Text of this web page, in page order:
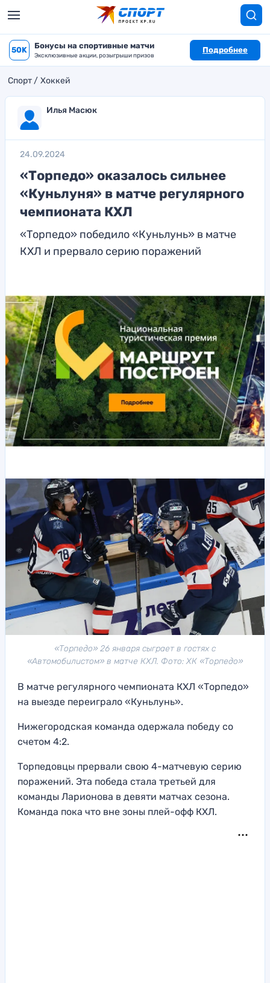
50K Бонусы на спортивные матчи
Эксклюзивные акции, розыгрыши призов
Подробнее
Спорт Хоккей
Илья Масюк
24.09.2024
«Торпедо» оказалось сильнее
«Куньлуня» в матче регулярного
чемпионата КХЛ
«Торпедо» победило «Куньлунь» в матче
КХЛ и прервало серию поражений
«Торпедо» 26 января сыграет в гостях с
«Автомобилистом» в матче КХЛ. Фото: ХК «Торпедо»
В матче регулярного чемпионата КХЛ «Торпедо»
на выезде переиграло «Куньлунь».
Нижегородская команда одержала победу со
счетом 4:2.
Торпедовцы прервали свою 4-матчевую серию
поражений. Эта победа стала третьей для
команды Ларионова в девяти матчах сезона.
Команда пока что вне зоны плей-офф КХЛ.